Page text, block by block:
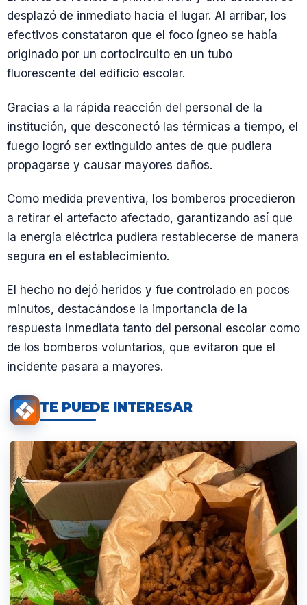
desplazó de inmediato hacia el lugar. Al arribar, los
efectivos constataron que el foco ígneo se había
originado por un cortocircuito en un tubo
fluorescente del edificio escolar.
Gracias a la rápida reacción del personal de la
institución, que desconectó las térmicas a tiempo, el
fuego logró ser extinguido antes de que pudiera
propagarse y causar mayores daños.
Como medida preventiva, los bomberos procedieron
a retirar el artefacto afectado, garantizando así que
la energía eléctrica pudiera restablecerse de manera
segura en el establecimiento.
El hecho no dejó heridos y fue controlado en pocos
minutos, destacándose la importancia de la
respuesta inmediata tanto del personal escolar como
de los bomberos voluntarios, que evitaron que el
incidente pasara a mayores.
TE PUEDE INTERESAR